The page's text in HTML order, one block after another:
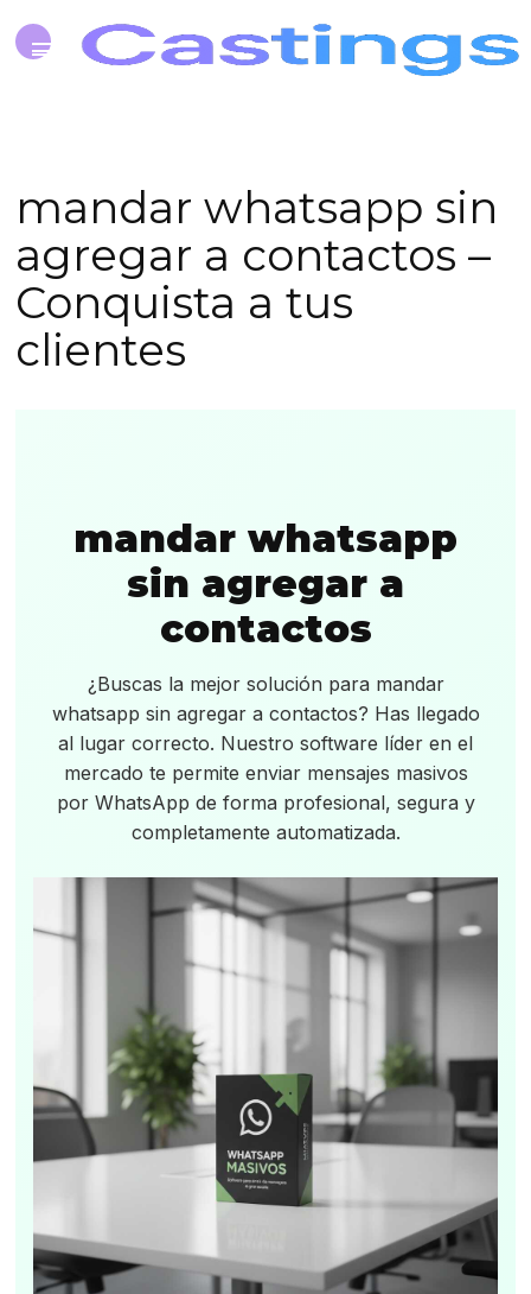
mandar whatsapp sin
agregar a contactos –
Conquista a tus
clientes
mandar whatsapp
sin agregar a
contactos
¿Buscas la mejor solución para mandar
whatsapp sin agregar a contactos? Has llegado
al lugar correcto. Nuestro software líder en el
mercado te permite enviar mensajes masivos
por WhatsApp de forma profesional, segura y
completamente automatizada.